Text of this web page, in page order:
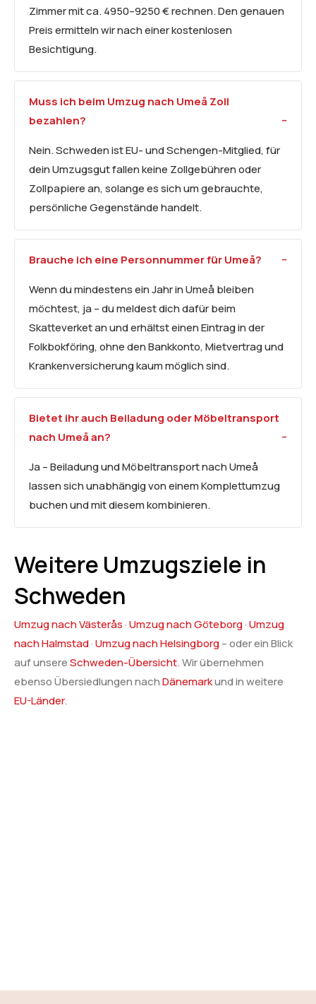
Zimmer mit ca. 4950–9250 € rechnen. Den genauen
Preis ermitteln wir nach einer kostenlosen
Besichtigung.
Muss ich beim Umzug nach Umeå Zoll
bezahlen?
Nein. Schweden ist EU- und Schengen-Mitglied, für
dein Umzugsgut fallen keine Zollgebühren oder
Zollpapiere an, solange es sich um gebrauchte,
persönliche Gegenstände handelt.
Brauche ich eine Personnummer für Umeå?
Wenn du mindestens ein Jahr in Umeå bleiben
möchtest, ja – du meldest dich dafür beim
Skatteverket an und erhältst einen Eintrag in der
Folkbokföring, ohne den Bankkonto, Mietvertrag und
Krankenversicherung kaum möglich sind.
Bietet ihr auch Beiladung oderMöbeltransport
nach Umeå an?
Ja – Beiladung und Möbeltransport nach Umeå
lassen sich unabhängig von einem Komplettumzug
buchen und mit diesem kombinieren.
Weitere Umzugsziele in
Schweden
Umzug nach Västerås ·Umzug nach Göteborg·Umzug
nach Halmstad·Umzug nach Helsingborg– oder ein Blick
auf unsereSchweden-Übersicht. Wir übernehmen
ebenso Übersiedlungen nachDänemarkund in weitere
EU-Länder.